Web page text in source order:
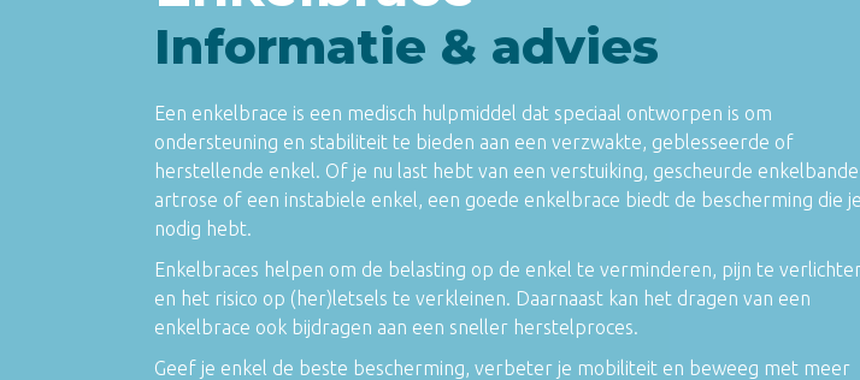
Informatie & advies
Een enkelbrace is een medisch hulpmiddel dat speciaal ontworpen is om
ondersteuning en stabiliteit te bieden aan een verzwakte, geblesseerde of
herstellende enkel. Of je nu last hebt van een verstuiking, gescheurde
artrose of een instabiele enkel, een goede enkelbrace biedt de bescherming die je
nodig hebt.
Enkelbraces helpen om de belasting op de enkel te verminderen, pijn te
en het risico op (her)letsels te verkleinen. Daarnaast kan het dragen van een
enkelbrace ook bijdragen aan een sneller herstelproces.
Geef je enkel de beste bescherming, verbeter je mobiliteit en beweeg met meer